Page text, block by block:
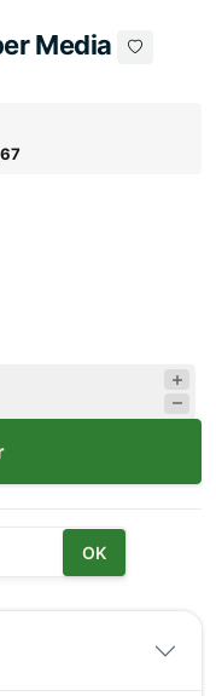
Media
OK